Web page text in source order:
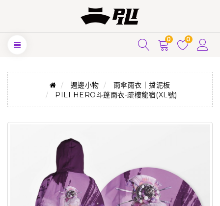
0 0
週邊小物
雨傘雨衣｜擋泥板
PILI HERO斗蓬雨衣-疏樓龍宿(XL號)